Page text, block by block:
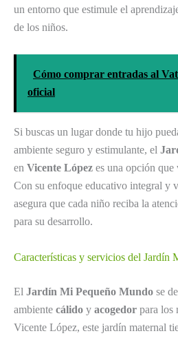
un entorno que estimule el
de los niños.
Cómo comprar entradas al
oficial
Si buscas un lugar donde tu hijo
ambiente seguro y estimulante, el
en Vicente López es una opción que
Con su enfoque educativo integral y
asegura que cada niño reciba la
para su desarrollo.
Características y servicios del Jardín
El Jardín Mi Pequeño Mundo se
ambiente cálido y acogedor para los
Vicente López, este jardín maternal